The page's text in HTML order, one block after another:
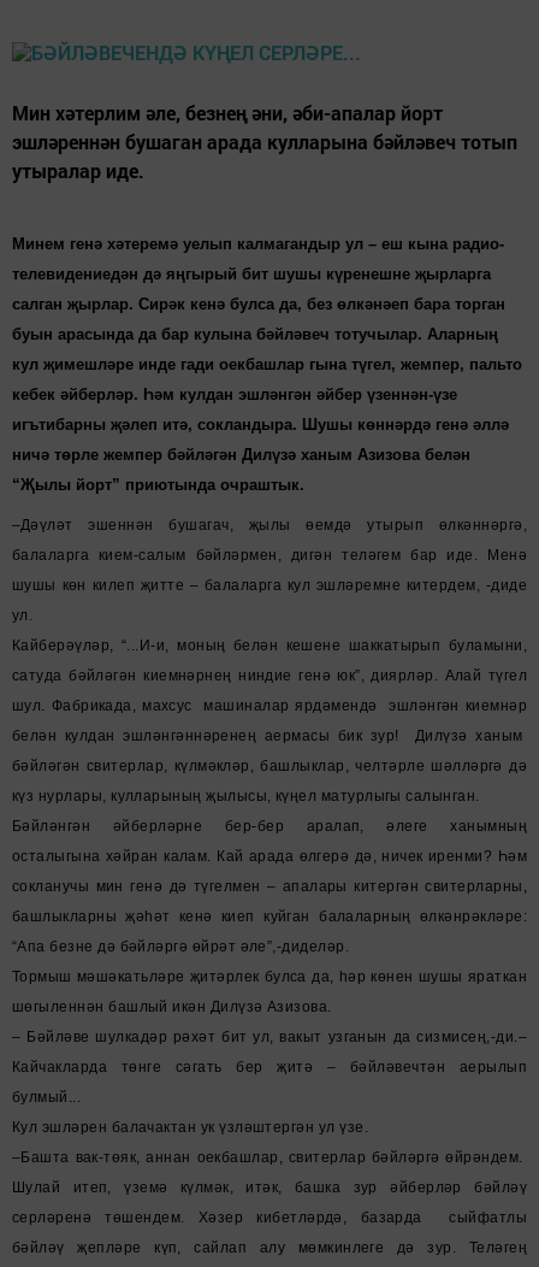
Мин хәтерлим әле, безнең әни, әби-апалар йорт
эшләреннән бушаган арада кулларына бәйләвеч тотып
утыралар иде.
Минем генә хәтеремә уелып калмагандыр ул – еш кына радио-
телевидениедән дә яңгырый бит шушы күренешне җырларга
салган җырлар. Сирәк кенә булса да, без өлкәнәеп бара торган
буын арасында да бар кулына бәйләвеч тотучылар. Аларның
кул җимешләре инде гади оекбашлар гына түгел, жемпер, пальто
кебек әйберләр. Һәм кулдан эшләнгән әйбер үзеннән-үзе
игътибарны җәлеп итә, сокландыра. Шушы көннәрдә генә әллә
ничә төрле жемпер бәйләгән Дилүзә ханым Азизова белән
“Җылы йорт” приютында очраштык.
–Дәүләт эшеннән бушагач, җылы өемдә утырып өлкәннәргә,
балаларга кием-салым бәйләрмен, дигән теләгем бар иде. Менә
шушы көн килеп җитте – балаларга кул эшләремне китердем, -диде
ул.
Кайберәүләр, “...И-и, моның белән кешене шаккатырып буламыни,
сатуда бәйләгән киемнәрнең ниндие генә юк”, диярләр. Алай түгел
шул. Фабрикада, махсус машиналар ярдәмендә эшләнгән киемнәр
белән кулдан эшләнгәннәренең аермасы бик зур! Дилүзә ханым
бәйләгән свитерлар, күлмәкләр, башлыклар, челтәрле шәлләргә дә
күз нурлары, кулларының җылысы, күңел матурлыгы салынган.
Бәйләнгән әйберләрне бер-бер аралап, әлеге ханымның
осталыгына хәйран калам. Кай арада өлгерә дә, ничек иренми? Һәм
сокланучы мин генә дә түгелмен – апалары китергән свитерларны,
башлыкларны җәһәт кенә киеп куйган балаларның өлкәнрәкләре:
“Апа безне дә бәйләргә өйрәт әле”,-диделәр.
Тормыш мәшәкатьләре җитәрлек булса да, һәр көнен шушы яраткан
шөгыленнән башлый икән Дилүзә Азизова.
– Бәйләве шулкадәр рәхәт бит ул, вакыт узганын да сизмисең,-ди.–
Кайчакларда төнге сәгать бер җитә – бәйләвечтән аерылып
булмый...
Кул эшләрен балачактан ук үзләштергән ул үзе.
–Башта вак-төяк, аннан оекбашлар, свитерлар бәйләргә өйрәндем.
Шулай итеп, үземә күлмәк, итәк, башка зур әйберләр бәйләү
серләренә төшендем. Хәзер кибетләрдә, базарда сыйфатлы
бәйләү җепләре күп, сайлап алу мөмкинлеге дә зур. Теләгең